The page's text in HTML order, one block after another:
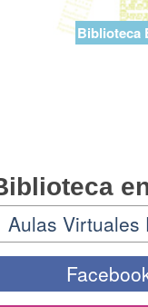
Biblioteca
Aulas Virtuales